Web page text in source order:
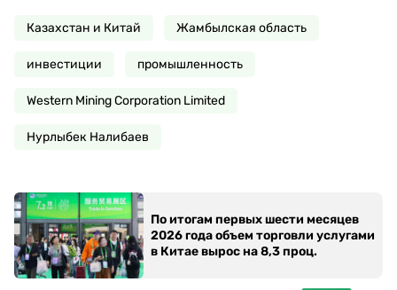
Казахстан и Китай Жамбылская область
инвестиции промышленность
Western Mining Corporation Limited
Нурлыбек Налибаев
По итогам первых шести месяцев
2026 года объем торговли услугами
в Китае вырос на 8,3 проц.